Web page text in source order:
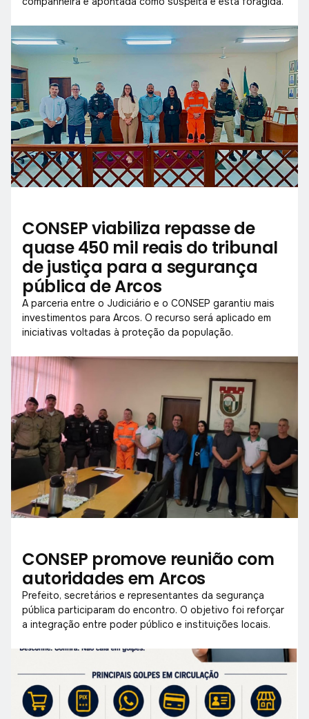
CONSEP viabiliza repasse de
quase 450 mil reais do tribunal
de justiça para a segurança
pública de Arcos
A parceria entre o Judiciário e o CONSEP garantiu mais
investimentos para Arcos. O recurso será aplicado em
iniciativas voltadas à proteção da população.
CONSEP promove reunião com
autoridades em Arcos
Prefeito, secretários e representantes da segurança
pública participaram do encontro. O objetivo foi reforçar
a integração entre poder público e instituições locais.